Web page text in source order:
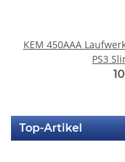
KEM 450AAA
PS3
Top-Artikel